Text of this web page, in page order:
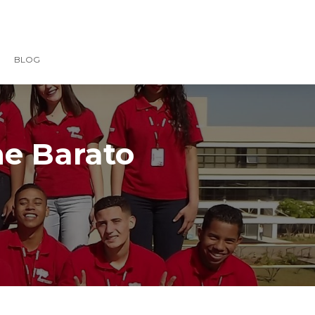
BLOG
Barato